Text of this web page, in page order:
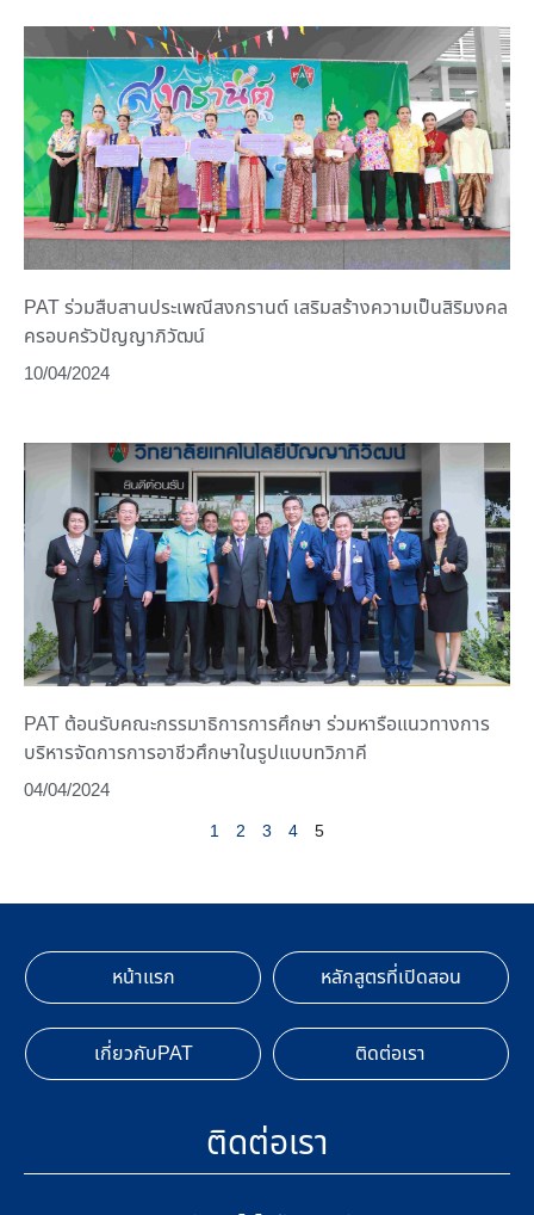
PAT ร่วมสืบสานประเพณีสงกรานต์ เสริมสร้างความเป็นสิริมงคล
ครอบครัวปัญญาภิวัฒน์
10/04/2024
PAT ต้อนรับคณะกรรมาธิการการศึกษา ร่วมหารือแนวทางการ
บริหารจัดการการอาชีวศึกษาในรูปแบบทวิภาคี
04/04/2024
1 2 3 4 5
หน้าแรก หลักสูตรที่เปิดสอน
เกี่ยวกับPAT ติดต่อเรา
ติดต่อเรา